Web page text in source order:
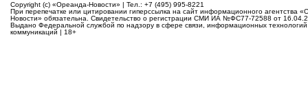
Copyright (c) «Ореанда-Новости» | Тел.: +7 (495) 995-8221
При перепечатке или цитировании гиперссылка на сайт информационного агентства
Новости» обязательна. Свидетельство о регистрации СМИ ИА №ФС77-72588 от
Выдано Федеральной службой по надзору в сфере связи, информационных
коммуникаций | 18+